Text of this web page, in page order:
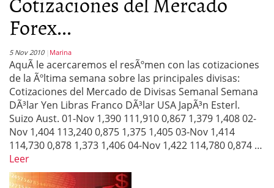
Forex...
5 Nov 2010 Marina
AquÃ­ le acercaremos el resÃºmen con las cotizaciones
de la Ãºltima semana sobre las principales divisas:
Cotizaciones del Mercado de Divisas Semanal Semana
DÃ³lar Yen Libras Franco DÃ³lar USA JapÃ³n Esterl.
Suizo Aust. 01-Nov 1,390 111,910 0,867 1,379 1,408 02-
Nov 1,404 113,240 0,875 1,375 1,405 03-Nov 1,414
114,730 0,878 1,373 1,406 04-Nov 1,422 114,780 0,874 …
Leer